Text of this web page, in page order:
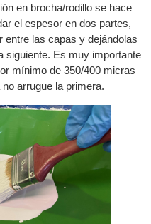
en brocha/rodillo se hace
el espesor en dos partes,
entre las capas y dejándolas
siguiente. Es muy importante
mínimo de 350/400 micras
arrugue la primera.